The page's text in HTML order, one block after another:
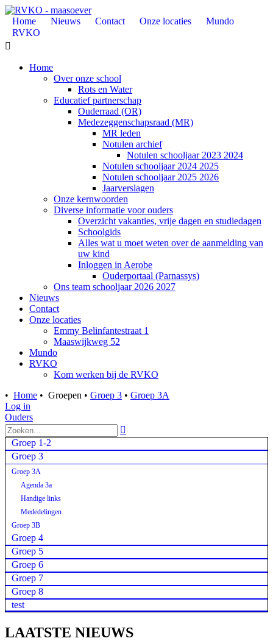
Home Nieuws Contact Onze locaties
Mundo
RVKO

Home
Over onze school
Rots en Water
Educatief partnerschap
Ouderraad (OR)
Medezeggenschapsraad (MR)
MR leden
Notulen archief
Notulen schooljaar 2023 2024
Notulen schooljaar 2024 2025
Notulen schooljaar 2025 2026
Jaarverslagen
Onze kernwoorden
Diverse informatie voor ouders
Overzicht vakanties, vrije dagen en studiedagen
Schoolgids
Alles wat u moet weten over de aanmelding van
uw kind
Inloggen in Aerobe
Ouderportaal (Parnassys)
Ons team schooljaar 2026 2027
Nieuws
Contact
Onze locaties
Emmy Belinfantestraat 1
Maaswijkweg 52
Mundo
RVKO
Kom werken bij de RVKO
• Home • Groepen • Groep 3 • Groep 3A
Log in
Ouders

Groep 1-2
Groep 3
Groep 3A
Agenda 3a
Handige links
Mededelingen
Groep 3B
Groep 4
Groep 5
Groep 6
Groep 7
Groep 8
test
LAATSTE NIEUWS